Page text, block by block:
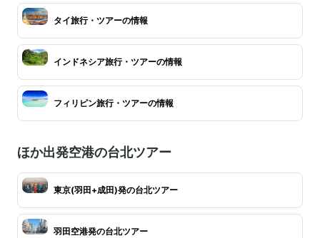
タイ旅行・ツアーの情報
インドネシア旅行・ツアーの情報
フィリピン旅行・ツアーの情報
ほか出発空港の台北ツアー
東京(羽田+成田)発の台北ツアー
羽田空港発の台北ツアー